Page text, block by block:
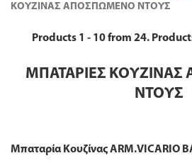
ΚΟΥΖΊΝΑΣ ΑΠΟΣΠΏΜΕΝΟ ΝΤΟΥΣ
Products 1 - 10from 24.
ΜΠΑΤΑΡΊΕΣ
ΝΤΟΥΣ
Μπαταρία Κουζίνας ARM.VICARIO